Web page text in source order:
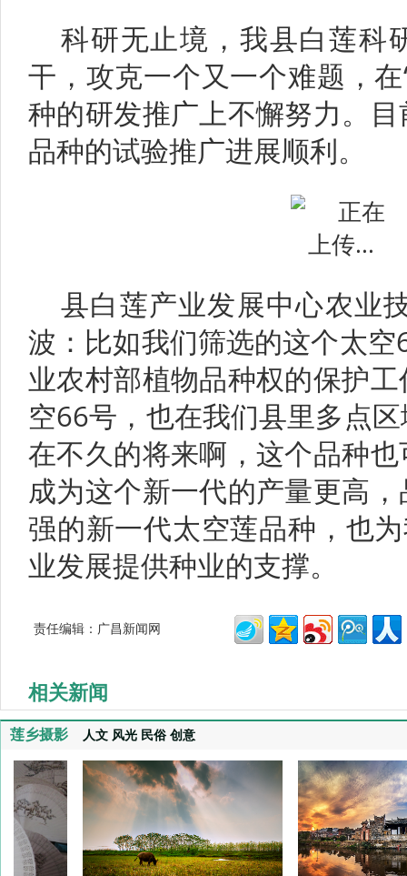
科研无止境，我县白莲科
干，攻克一个又一个难题，
种的研发推广上不懈努力。
品种的试验推广进展顺利。
县白莲产业发展中心农业
波：比如我们筛选的这个太
业农村部植物品种权的保护
空66号，也在我们县里多点
在不久的将来啊，这个品种
成为这个新一代的产量更高
强的新一代太空莲品种，也
业发展提供种业的支撑。
责任编辑：广昌新闻网
相关新闻
莲乡摄影 人文 风光 民俗 创意